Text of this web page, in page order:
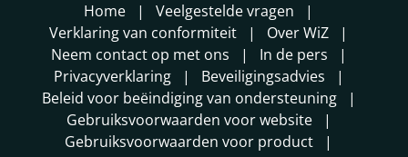
Home
Veelgestelde vragen
Verklaring van conformiteit
Over WiZ
Neem contact op met ons
In de pers
Privacyverklaring
Beveiligingsadvies
Beleid voor beëindiging van ondersteuning
Gebruiksvoorwaarden voor website
Gebruiksvoorwaarden voor product